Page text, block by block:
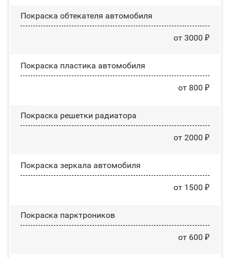
Покраска обтекателя автомобиля
от 3000 ₽
Покраска пластика автомобиля
от 800 ₽
Покраска решетки радиатора
от 2000 ₽
Покраска зеркала автомобиля
от 1500 ₽
Покраска парктроников
от 600 ₽